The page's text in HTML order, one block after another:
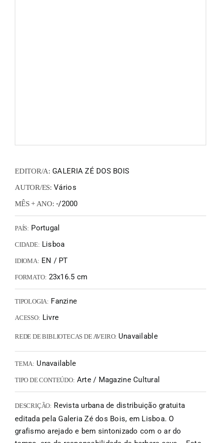
EDITOR/A: GALERIA ZÉ DOS BOIS
AUTOR/ES: Vários
MÊS + ANO: -/2000
PAÍS: Portugal
CIDADE: Lisboa
IDIOMA: EN / PT
FORMATO: 23x16.5 cm
TIPOLOGIA: Fanzine
ACESSO: Livre
REDE DE BIBLIOTECAS DE AVEIRO: Unavailable
TEMA: Unavailable
TIPO DE CONTEÚDO: Arte / Magazine Cultural
DESCRIÇÃO: Revista urbana de distribuição gratuita
editada pela Galeria Zé dos Bois, em Lisboa. O
grafismo arejado e bem sintonizado com o ar do